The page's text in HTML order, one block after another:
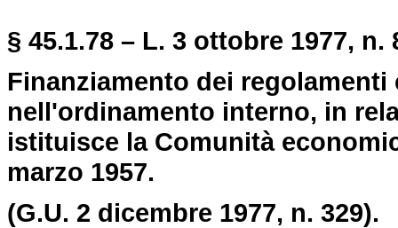
§ 45.1.78 – L. 3 ottobre 1977, n.
Finanziamento dei
nell'ordinamento interno, in
istituisce la Comunità
marzo 1957.
(G.U. 2 dicembre 1977, n. 329).